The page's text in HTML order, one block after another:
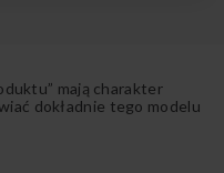
mają charakter
dokładnie tego modelu